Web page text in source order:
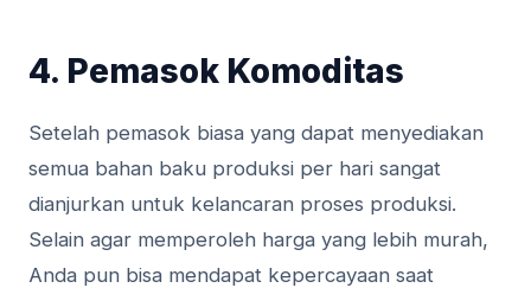
4. Pemasok Komoditas
Setelah pemasok biasa yang dapat menyediakan
semua bahan baku produksi per hari sangat
dianjurkan untuk kelancaran proses produksi.
Selain agar memperoleh harga yang lebih murah,
Anda pun bisa mendapat kepercayaan saat